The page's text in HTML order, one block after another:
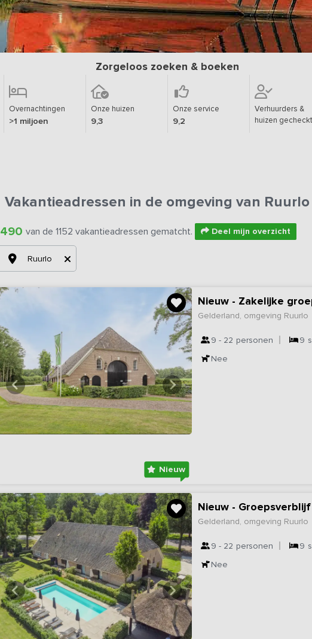
Zorgeloos zoeken & boeken
Overnachtingen
>1 miljoen
Onze huizen
9,3
Onze service
9,2
Verhuurders &
huizen gecheckt
Vakantieadressen in de omgeving van Ruurlo
490 van de 1152 vakantieadressen gematcht. Deel mijn overzicht
Ruurlo
Nieuw
Gelderland, omgeving Ruurlo
9 - 22 personen 9
Nee
Nieuw -
Gelderland, omgeving Ruurlo
9 - 22 personen 9
Nee